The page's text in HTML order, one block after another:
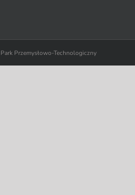
Przemysłowo-Technologiczny